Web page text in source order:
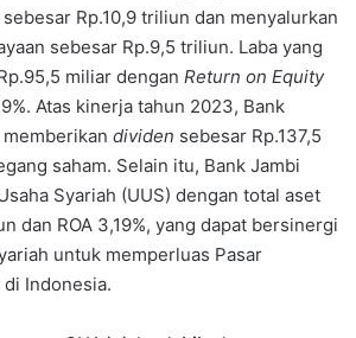
Rp.10,9 triliun dan menyalurkan
sebesar Rp.9,5 triliun. Laba yang
miliar dengan Return on Equity
Atas kinerja tahun 2023, Bank
dividen sebesar Rp.137,5
saham. Selain itu, Bank Jambi
Syariah (UUS) dengan total aset
dan ROA 3,19%, yang dapat bersinergi
untuk memperluas Pasar
Indonesia.